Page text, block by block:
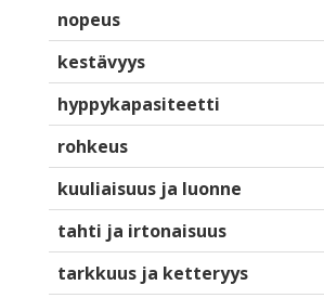
nopeus
kestävyys
hyppykapasiteetti
rohkeus
kuuliaisuus ja luonne
tahti ja irtonaisuus
tarkkuus ja ketteryys